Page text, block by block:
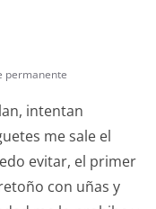
permanente
intentan
me sale el
evitar, el primer
con uñas y